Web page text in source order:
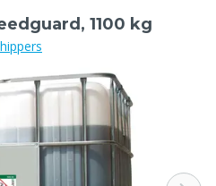
1100 kg